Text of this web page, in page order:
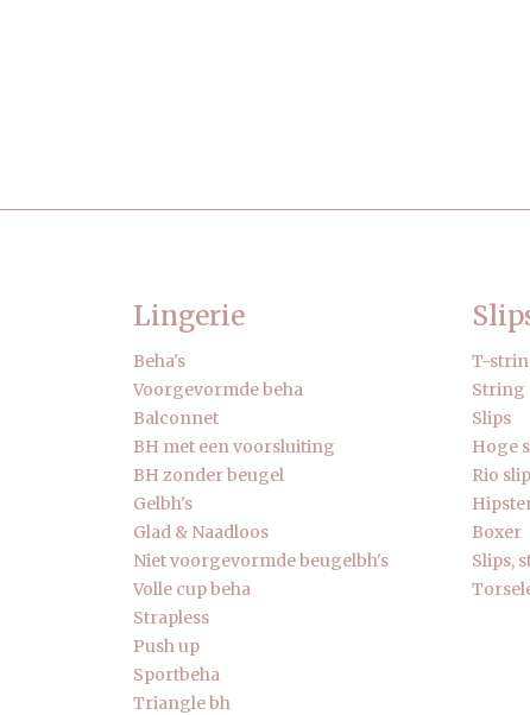
Lingerie
Beha's
Voorgevormde beha
Balconnet
BH met een voorsluiting
BH zonder beugel
Gelbh's
Glad & Naadloos
Niet voorgevormde beugelbh's
Volle cup beha
Strapless
Push up
Sportbeha
Triangle bh
T-
String
Slips
Hoge
Rio
Boxer
Slips,